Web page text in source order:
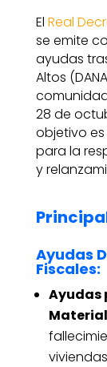
El Real
se emite
ayudas
Altos
28 de
objetivo
para la
y
Ayudas
Fiscales:
Ayudas